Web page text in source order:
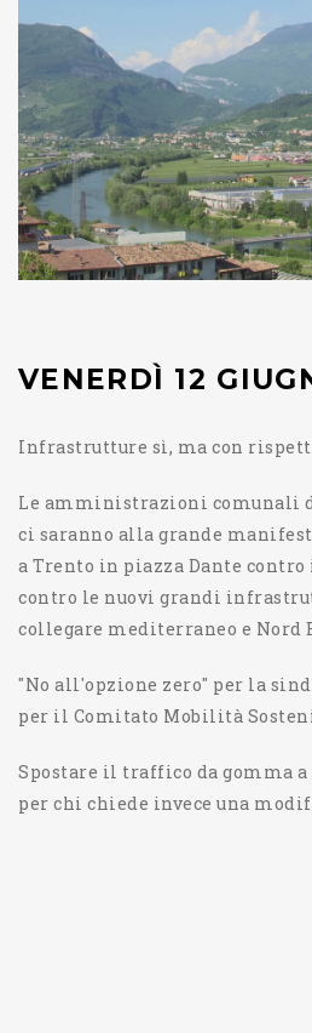
VENERDÌ 12
Infrastrutture sì, ma con
Le amministrazioni comunali
ci saranno alla grande
a Trento in piazza Dante contro
contro le nuovi grandi
collegare mediterraneo e Nord
"No all'opzione zero" per la
per il Comitato Mobilità
Spostare il traffico da gomma a
per chi chiede invece una